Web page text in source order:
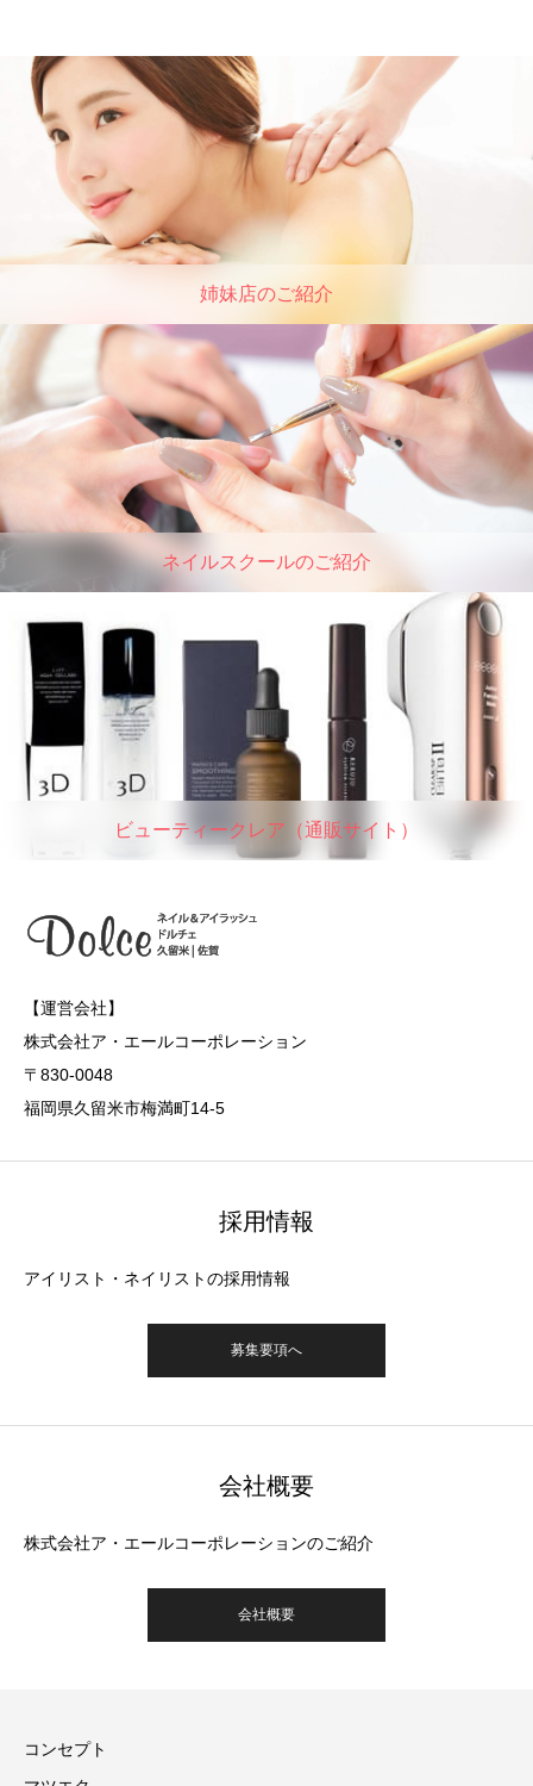
姉妹店のご紹介
ネイルスクールのご紹介
ビューティークレア（通販サイト）
【運営会社】
株式会社ア・エールコーポレーション
〒830-0048
福岡県久留米市梅満町14-5
採用情報
アイリスト・ネイリストの採用情報
募集要項へ
会社概要
株式会社ア・エールコーポレーションのご紹介
会社概要
コンセプト